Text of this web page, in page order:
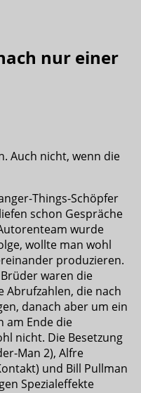
nur einer
Auch nicht, wenn die
Things-Schöpfer
schon Gespräche
wurde
wollte man wohl
produzieren.
waren die
Abrufzahlen, die nach
danach aber um ein
am Ende die
nicht. Die Besetzung
Man 2), Alfre
und Bill Pullman
Spezialeffekte